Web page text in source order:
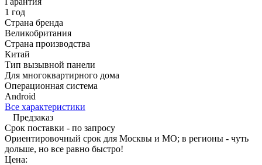
1 год
Страна бренда
Великобритания
Страна производства
Китай
Тип вызывной панели
Для многоквартирного дома
Операционная система
Android
Все характеристики
Предзаказ
Срок поставки - по запросу
Ориентировочный срок для Москвы и МО; в регионы - чуть
дольше, но все равно быстро!
Цена: